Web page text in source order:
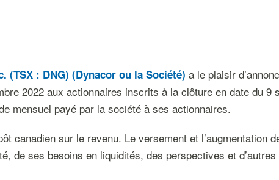
(TSX : DNG) (Dynacor ou la Société) a le plaisir
2022 aux actionnaires inscrits à la clôture en date du 9
mensuel payé par la société à ses actionnaires.
canadien sur le revenu. Le versement et l’augmentation
de ses besoins en liquidités, des perspectives et